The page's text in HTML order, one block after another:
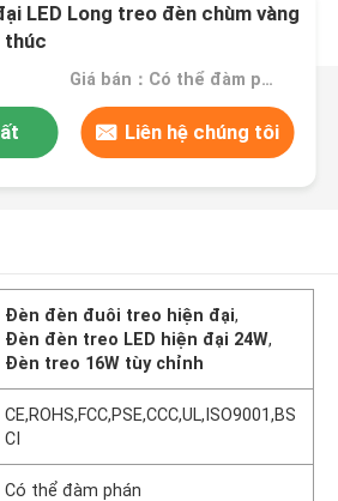
LED Long treo đèn chùm vàng
thúc
Giá bán：Có thể đàm phán
Liên hệ chúng tôi
Đèn đèn đuôi treo hiện đại,
Đèn đèn treo LED hiện đại 24W,
Đèn treo 16W tùy chỉnh
CE,ROHS,FCC,PSE,CCC,UL,ISO9001,BS
CI
Có thể đàm phán